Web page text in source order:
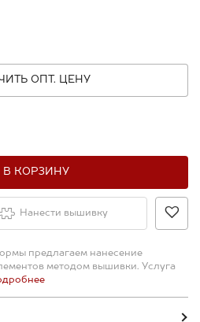
ОПТ. ЦЕНУ
В КОРЗИНУ
Нанести вышивку
предлагаем нанесение
методом вышивки. Услуга